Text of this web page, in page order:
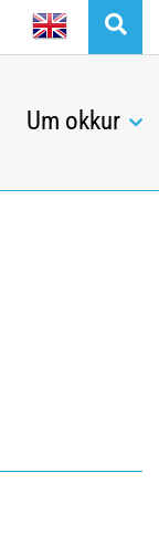
Um okkur
English